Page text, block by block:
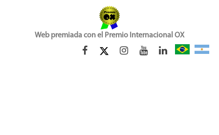
Web premiada con el Premio Internacional OX